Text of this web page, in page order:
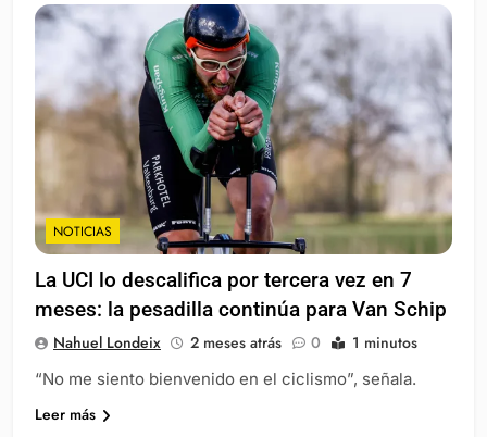
NOTICIAS
La UCI lo descalifica por tercera vez en 7
meses: la pesadilla continúa para Van Schip
Nahuel Londeix 2 meses atrás 0 1 minutos
“No me siento bienvenido en el ciclismo”, señala.
Leer más